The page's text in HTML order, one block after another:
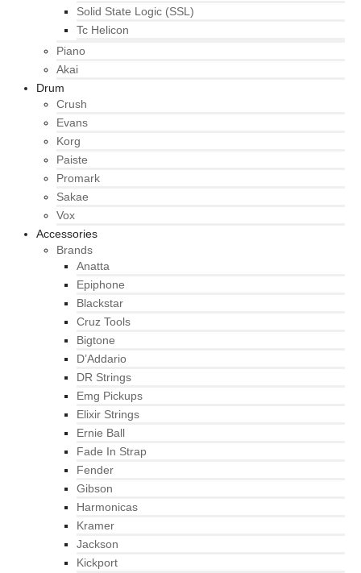
Solid State Logic (SSL)
Tc Helicon
Piano
Akai
Drum
Crush
Evans
Korg
Paiste
Promark
Sakae
Vox
Accessories
Brands
Anatta
Epiphone
Blackstar
Cruz Tools
Bigtone
D’Addario
DR Strings
Emg Pickups
Elixir Strings
Ernie Ball
Fade In Strap
Fender
Gibson
Harmonicas
Kramer
Jackson
Kickport